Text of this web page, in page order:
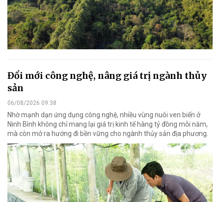
Đổi mới công nghệ, nâng giá trị ngành thủy
sản
06/08/2026 09:38
Nhờ mạnh dạn ứng dụng công nghệ, nhiều vùng nuôi ven biển ở
Ninh Bình không chỉ mang lại giá trị kinh tế hàng tỷ đồng mỗi năm,
mà còn mở ra hướng đi bền vững cho ngành thủy sản địa phương.